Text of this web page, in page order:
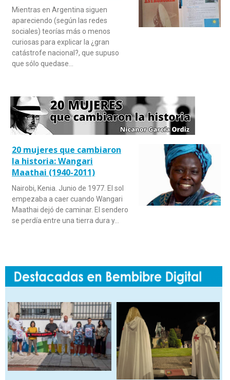
Mientras en Argentina siguen
apareciendo (según las redes
sociales) teorías más o menos
curiosas para explicar la ¿gran
catástrofe nacional?, que supuso
que sólo quedase…
20 mujeres que cambiaron
la historia: Wangari
Maathai (1940-2011)
Nairobi, Kenia. Junio de 1977. El sol
empezaba a caer cuando Wangari
Maathai dejó de caminar. El sendero
se perdía entre una tierra dura y…